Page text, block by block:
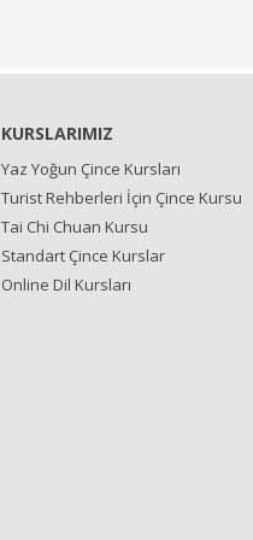
KURSLARIMIZ
Yaz Yoğun Çince Kursları
Turist Rehberleri İçin Çince Kursu
Tai Chi Chuan Kursu
Standart Çince Kurslar
Online Dil Kursları